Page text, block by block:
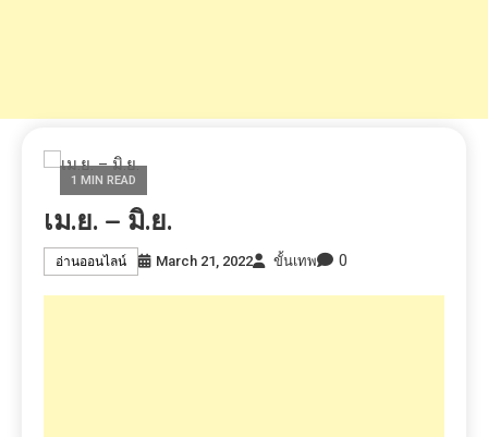
1 MIN READ
เม.ย. – มิ.ย.
อ่านออนไลน์ March 21, 2022 ขั้นเทพ 0